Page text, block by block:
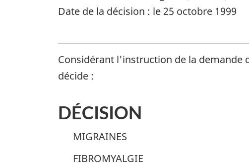
Date de la décision : le 25 octobre 1999
Considérant l'instruction de la demande
décide :
DÉCISION
MIGRAINES
FIBROMYALGIE